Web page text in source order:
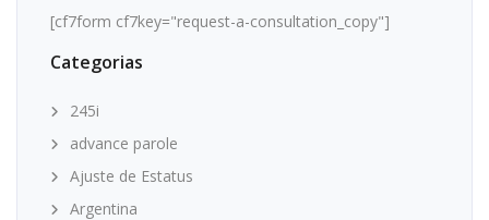
[cf7form cf7key="request-a-consultation_copy"]
Categorias
245i
advance parole
Ajuste de Estatus
Argentina